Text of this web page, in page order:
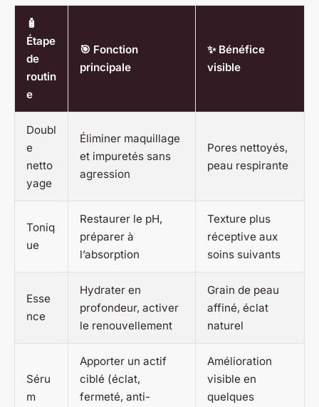
🧴
Étape
de
routin
e
🎯 Fonction
principale
✨ Bénéfice
visible
Doubl
e
netto
yage
Éliminer maquillage
et impuretés sans
agression
Pores nettoyés,
peau respirante
Toniq
ue
Restaurer le pH,
préparer à
l’absorption
Texture plus
réceptive aux
soins suivants
Esse
nce
Hydrater en
profondeur, activer
le renouvellement
Grain de peau
affiné, éclat
naturel
Séru
m
Apporter un actif
ciblé (éclat,
fermeté, anti-
Amélioration
visible en
quelques